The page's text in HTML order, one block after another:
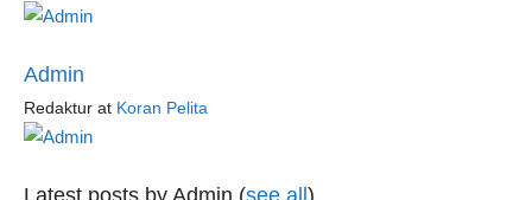
Admin
Redaktur at Koran Pelita
Latest posts by Admin (see all)